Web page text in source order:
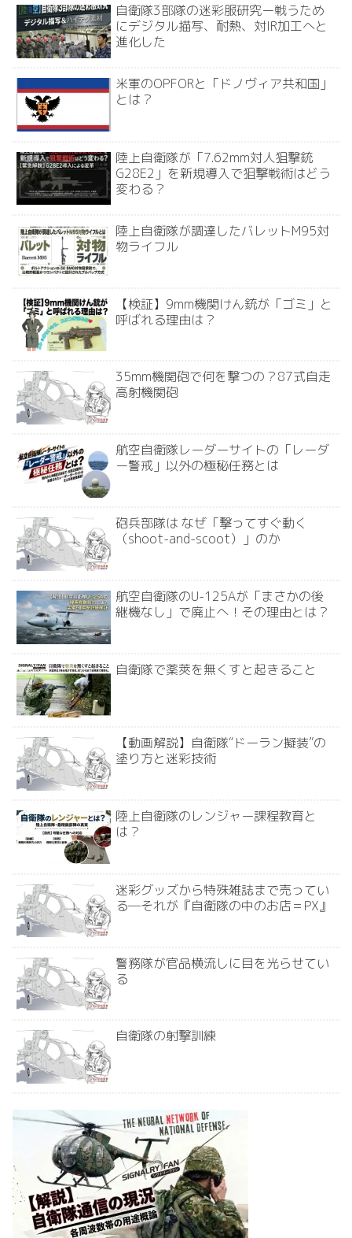
自衛隊3部隊の迷彩服研究ー戦うため
にデジタル描写、耐熱、対IR加工へと
進化した
米軍のOPFORと「ドノヴィア共和国」
とは？
陸上自衛隊が「7.62mm対人狙撃銃
G28E2」を新規導入で狙撃戦術はどう
変わる？
陸上自衛隊が調達したバレットM95対
物ライフル
【検証】9mm機関けん銃が「ゴミ」と
呼ばれる理由は？
35mm機関砲で何を撃つの？87式自走
高射機関砲
航空自衛隊レーダーサイトの「レーダ
ー警戒」以外の極秘任務とは
砲兵部隊は なぜ「撃ってすぐ動く
（shoot-and-scoot）」のか
航空自衛隊のU-125Aが「まさかの後
継機なし」で廃止へ！その理由とは？
自衛隊で薬莢を無くすと起きること
【動画解説】自衛隊“ドーラン擬装”の
塗り方と迷彩技術
陸上自衛隊のレンジャー課程教育と
は？
迷彩グッズから特殊雑誌まで売ってい
る―それが『自衛隊の中のお店＝PX』
警務隊が官品横流しに目を光らせてい
る
自衛隊の射撃訓練